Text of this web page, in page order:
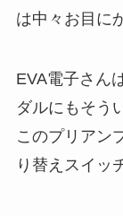
は中々お目に
EVA電子さん
ダルにもそう
このプリアン
り替えスイッ